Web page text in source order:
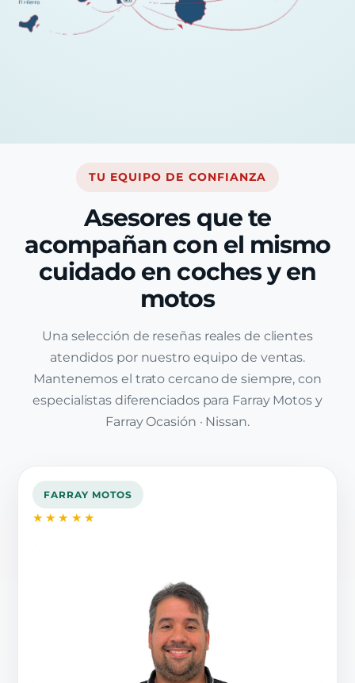
TU EQUIPO DE CONFIANZA
Asesores que te
acompañan con el mismo
cuidado en coches y en
motos
Una selección de reseñas reales de clientes
atendidos por nuestro equipo de ventas.
Mantenemos el trato cercano de siempre, con
especialistas diferenciados para Farray Motos y
Farray Ocasión · Nissan.
FARRAY MOTOS
★★★★★